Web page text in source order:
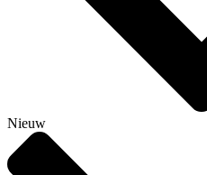
Nieuw